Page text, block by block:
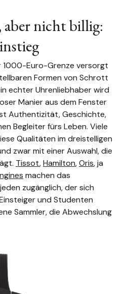
nicht billig:
Euro-Grenze versorgt
Formen von Schrott
echter Uhrenliebhaber wird
Manier aus dem Fenster
Authentizität, Geschichte,
Begleiter fürs Leben. Viele
Qualitäten im dreistelligen
zwar mit einer Auswahl, die
Tissot,Hamilton,Oris, ja
machen das
zugänglich, der sich
und Studenten
Sammler, die Abwechslung